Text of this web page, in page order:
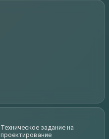
Техническое задание на
проектирование